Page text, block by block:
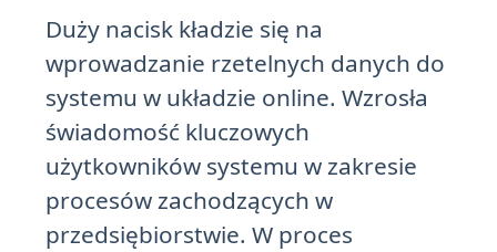
Duży nacisk kładzie się na
wprowadzanie rzetelnych danych do
systemu w układzie online. Wzrosła
świadomość kluczowych
użytkowników systemu w zakresie
procesów zachodzących w
przedsiębiorstwie. W proces